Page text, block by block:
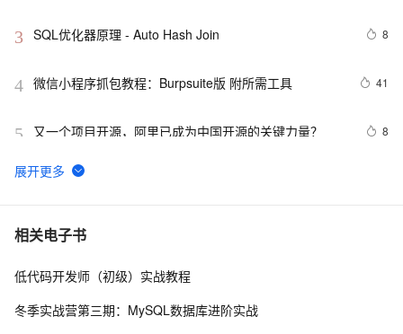
3 SQL优化器原理 - Auto Hash Join 8
4 微信小程序抓包教程：Burpsuite版 附所需工具 41
5 又一个项目开源，阿里已成为中国开源的关键力量？ 8
6 tailwindcss使用教程
7 我的博客即将入驻“云栖社区”，诚邀技术同仁一同入驻。
8 思科路由器的密码恢复
相关电子书
低代码开发师（初级）实战教程
冬季实战营第三期：MySQL数据库进阶实战